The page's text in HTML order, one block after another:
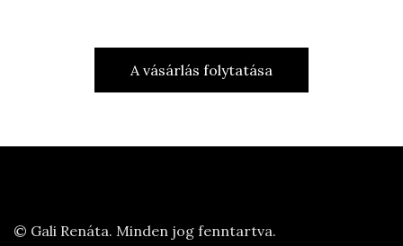
A vásárlás folytatása
© Gali Renáta. Minden jog fenntartva.